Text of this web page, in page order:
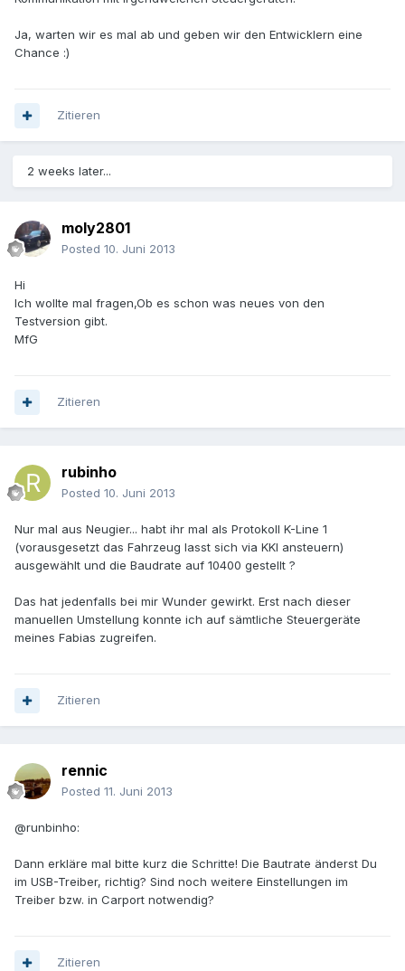
Ja, warten wir es mal ab und geben wir den Entwicklern eine
Chance :)
Zitieren
2 weeks later...
moly2801
Posted 10. Juni 2013
Hi
Ich wollte mal fragen,Ob es schon was neues von den
Testversion gibt.
MfG
Zitieren
rubinho
Posted 10. Juni 2013
Nur mal aus Neugier... habt ihr mal als Protokoll K-Line 1
(vorausgesetzt das Fahrzeug lasst sich via KKl ansteuern)
ausgewählt und die Baudrate auf 10400 gestellt ?
Das hat jedenfalls bei mir Wunder gewirkt. Erst nach dieser
manuellen Umstellung konnte ich auf sämtliche Steuergeräte
meines Fabias zugreifen.
Zitieren
rennic
Posted 11. Juni 2013
@runbinho:
Dann erkläre mal bitte kurz die Schritte! Die Bautrate änderst Du
im USB-Treiber, richtig? Sind noch weitere Einstellungen im
Treiber bzw. in Carport notwendig?
Zitieren